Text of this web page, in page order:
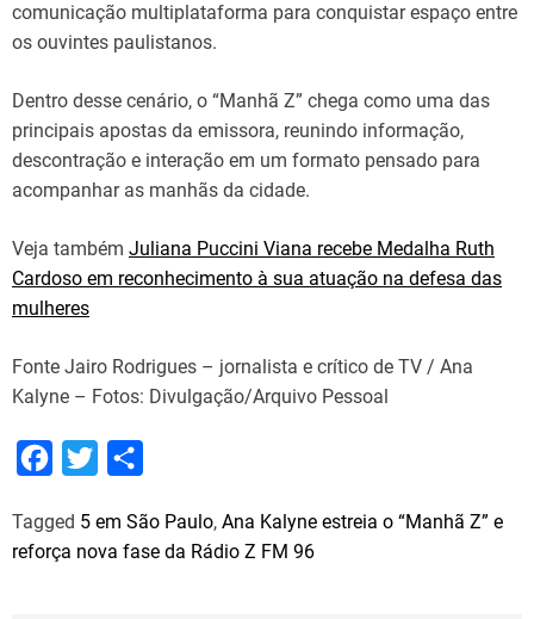
comunicação multiplataforma para conquistar espaço entre
os ouvintes paulistanos.
Dentro desse cenário, o “Manhã Z” chega como uma das
principais apostas da emissora, reunindo informação,
descontração e interação em um formato pensado para
acompanhar as manhãs da cidade.
Veja também Juliana Puccini Viana recebe Medalha Ruth
Cardoso em reconhecimento à sua atuação na defesa das
mulheres
Fonte Jairo Rodrigues – jornalista e crítico de TV / Ana
Kalyne – Fotos: Divulgação/Arquivo Pessoal
c
e
i
t
a
r
Tagged 5 em São Paulo, Ana Kalyne estreia o “Manhã Z” e
reforça nova fase da Rádio Z FM 96